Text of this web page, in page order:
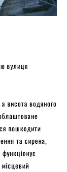
вулиця
висота водяного
пошкодити
та сирена,